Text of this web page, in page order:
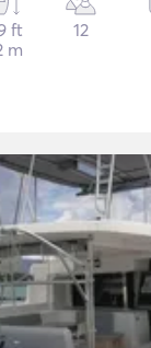
ft
m
12